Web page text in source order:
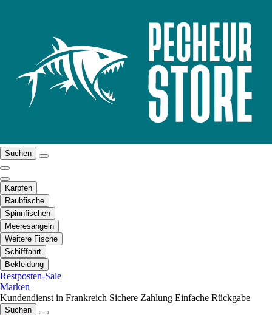
Suchen
Karpfen
Raubfische
Spinnfischen
Meeresangeln
Weitere Fische
Schifffahrt
Bekleidung
Restposten-Sale
Marken
Kundendienst in Frankreich Sichere Zahlung Einfache Rückgabe
Suchen